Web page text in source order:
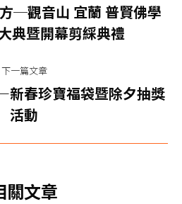
上
一
文
章：
─觀音山 宜蘭 普賢佛學
典暨開幕剪綵典禮
下一篇文章
下
一
篇
章：
春珍寶福袋暨除夕抽獎
活動
關文章